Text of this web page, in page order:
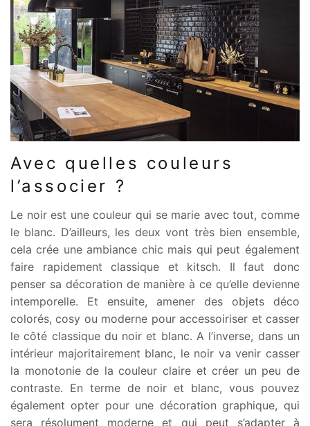
Avec quelles couleurs
l’associer ?
Le noir est une couleur qui se marie avec tout, comme
le blanc. D’ailleurs, les deux vont très bien ensemble,
cela crée une ambiance chic mais qui peut également
faire rapidement classique et kitsch. Il faut donc
penser sa décoration de manière à ce qu’elle devienne
intemporelle. Et ensuite, amener des objets déco
colorés, cosy ou moderne pour accessoiriser et casser
le côté classique du noir et blanc. A l’inverse, dans un
intérieur majoritairement blanc, le noir va venir casser
la monotonie de la couleur claire et créer un peu de
contraste. En terme de noir et blanc, vous pouvez
également opter pour une décoration graphique, qui
sera résolument moderne et qui peut s’adapter à